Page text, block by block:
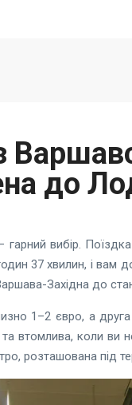
до
вибір.
37 хвилин, і вам
Західна до
1–2 євро, а
втомлива, коли ви
​​розташована під